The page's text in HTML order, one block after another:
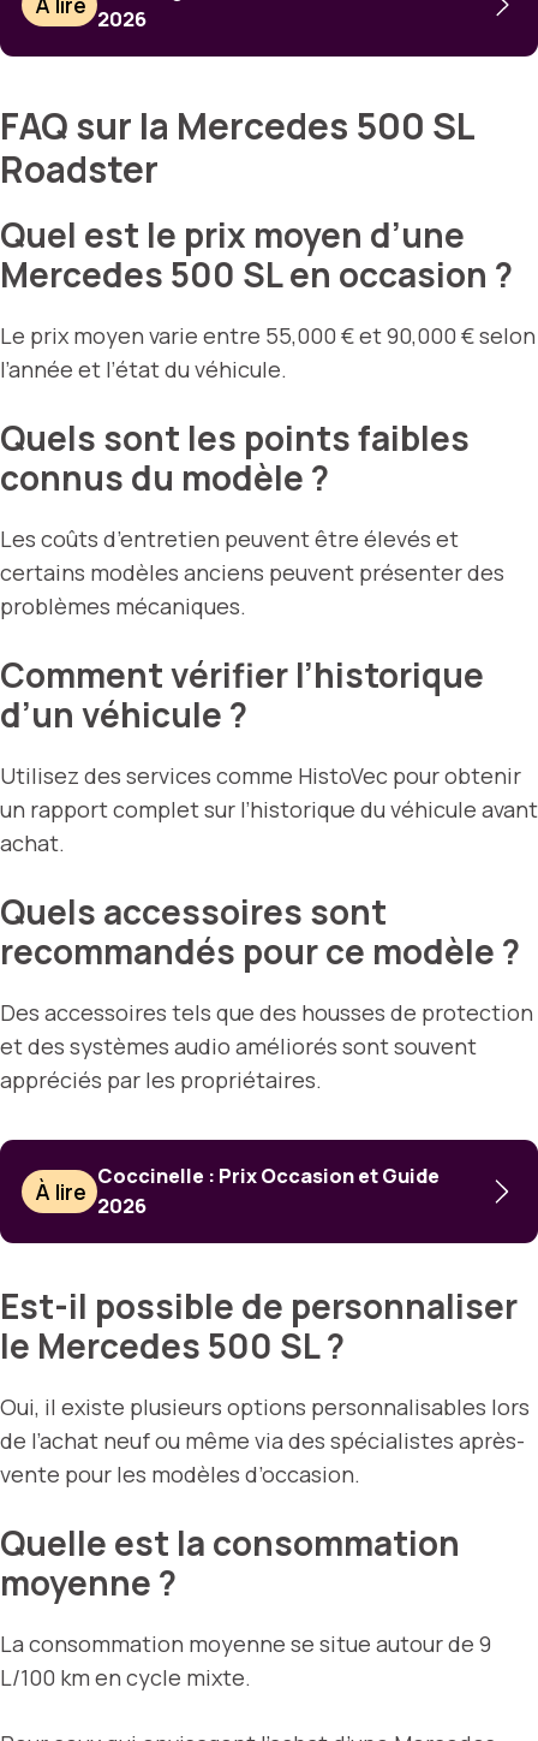
2026
FAQ sur la Mercedes 500 SL
Roadster
Quel est le prix moyen d’une
Mercedes 500 SL en occasion ?
Le prix moyen varie entre 55,000 € et 90,000 € selon
l’année et l’état du véhicule.
Quels sont les points faibles
connus du modèle ?
Les coûts d’entretien peuvent être élevés et
certains modèles anciens peuvent présenter des
problèmes mécaniques.
Comment vérifier l’historique
d’un véhicule ?
Utilisez des services comme HistoVec pour obtenir
un rapport complet sur l’historique du véhicule avant
achat.
Quels accessoires sont
recommandés pour ce modèle ?
Des accessoires tels que des housses de protection
et des systèmes audio améliorés sont souvent
appréciés par les propriétaires.
À lire
Coccinelle : Prix Occasion et Guide
2026
Est-il possible de personnaliser
le Mercedes 500 SL ?
Oui, il existe plusieurs options personnalisables lors
de l’achat neuf ou même via des spécialistes après-
vente pour les modèles d’occasion.
Quelle est la consommation
moyenne ?
La consommation moyenne se situe autour de 9
L/100 km en cycle mixte.